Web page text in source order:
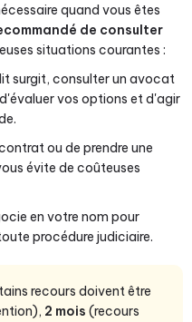
quand vous êtes
de consulter
situations courantes :
surgit, consulter un avocat
vos options et d'agir
ou de prendre une
évite de coûteuses
en votre nom pour
procédure judiciaire.
recours doivent être
2 mois (recours